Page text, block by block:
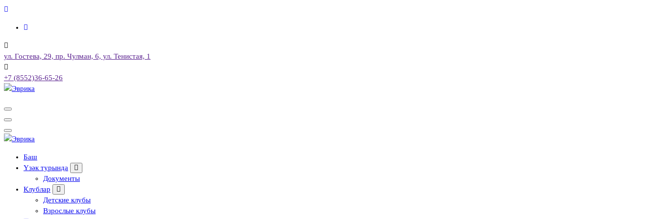
Skip
content
ул. Гостева, 29, пр. Чулман, 6, ул. Тенистая, 1
+7 (8552)36-65-26
Городской культурный центр, г. Набережные Челны
Городской культурный центр, г. Набережные Челны
Баш
Үзәк турында
Документы
Клублар
Детские клубы
Взрослые клубы